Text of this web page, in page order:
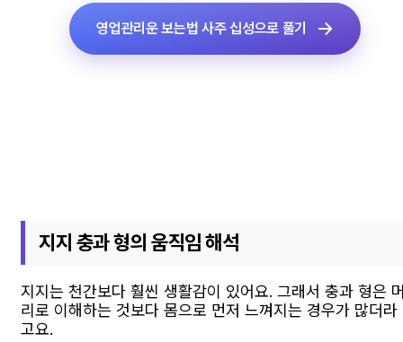
영업관리운 보는법 사주 십성으로 풀기
지지 충과 형의 움직임 해석
지지는 천간보다 훨씬 생활감이 있어요. 그래서 충과 형은
리로 이해하는 것보다 몸으로 먼저 느껴지는 경우가 많더라
고요.